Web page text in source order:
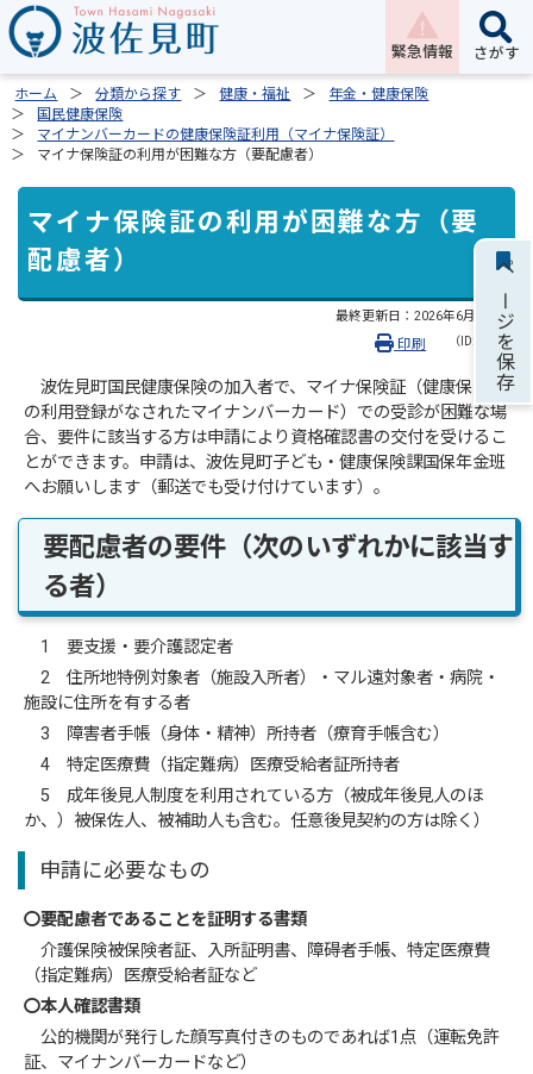
緊急情報 さがす
ホーム 分類から探す 健康・福祉
年金・健康保険
国民健康保険
マイナンバーカードの健康保険証利用（マイナ保険証）
マイナ保険証の利用が困難な方（要配慮者）
マイナ保険証の利用が困難な方（要
配慮者）
最終更新日： 2026年6月22日
（ID:2422）
印刷
波佐見町国民健康保険の加入者で、マイナ保険証（健康保険証
の利用登録がなされたマイナンバーカード）での受診が困難な場
合、要件に該当する方は申請により資格確認書の交付を受けるこ
とができます。申請は、波佐見町子ども・健康保険課国保年金班
へお願いします（郵送でも受け付けています）。
要配慮者の要件（次のいずれかに該当す
る者）
1 要支援・要介護認定者
2 住所地特例対象者（施設入所者）・マル遠対象者・病院・
施設に住所を有する者
3 障害者手帳（身体・精神）所持者（療育手帳含む）
4 特定医療費（指定難病）医療受給者証所持者
5 成年後見人制度を利用されている方（被成年後見人のほ
か、）被保佐人、被補助人も含む。任意後見契約の方は除く）
申請に必要なもの
〇要配慮者であることを証明する書類
介護保険被保険者証、入所証明書、障碍者手帳、特定医療費
（指定難病）医療受給者証など
〇本人確認書類
公的機関が発行した顔写真付きのものであれば1点（運転免許
証、マイナンバーカードなど）
ページを保存